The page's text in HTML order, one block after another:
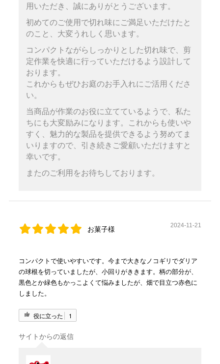
用いただき、誠にありがとうございます。
初めてのご使用で切れ味にご満足いただけたと
のこと、大変うれしく思います。
コンパクトながらしっかりとした切れ味で、剪
定作業を快適に行っていただけるよう設計して
おります。
これからもぜひお庭のお手入れにご活用くださ
い。
当商品が作業のお役に立てているようで、私た
ちにも大変励みになります。これからも使いや
すく、魅力的な製品を提供できるよう努めてま
いりますので、引き続きご愛顧いただけますと
幸いです。
またのご利用をお待ちしております。
お菓子様 2024-11-21
コンパクトで使いやすいです。今まで大きなノコギリでダリア
の球根を切っていましたが、小回りがききます。柄の部分が、
黒色とか緑色もかっこよくて悩みましたが、畑で目立つ赤色に
しました。
役に立った 1
サイトからの返信